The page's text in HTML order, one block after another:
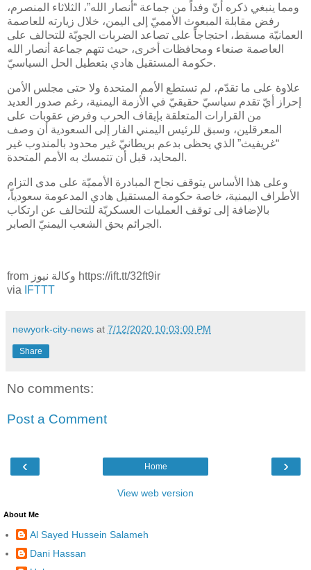
ومما ينبغي ذكره أنّ وفداً من جماعة “أنصار الله”، الثلاثاء المنصرم،
رفض مقابلة المبعوث الأمميّ إلى اليمن، خلال زيارته للعاصمة
العمانيّة مسقط، احتجاجاً على تصاعد الضربات الجويّة للتحالف على
العاصمة صنعاء ومحافظات أخرى، حيث تتهم جماعة أنصار الله
حكومة المستقيل هادي بتعطيل الحل السياسيّ.
علاوة على ما تقدّم، لم تستطع الأمم المتحدة ولا حتى مجلس الأمن
إحراز أيّ تقدم سياسيّ حقيقيّ في الأزمة اليمنية، رغم صدور العديد
من القرارات المتعلقة بإيقاف الحرب وفرض عقوبات على
المعرقلين، وسبق للرئيس اليمني الفار إلى السعودية أن وصف
“غريفيث” الذي يحظى بدعم بريطانيّ غير محدود بالمندوب غير
المحايد، قبل أن تتمسك به الأمم المتحدة.
وعلى هذا الأساس يتوقف نجاح المبادرة الأمميّة على مدى التزام
الأطراف اليمنية، خاصة حكومة المستقيل هادي المدعومة سعودياّ،
بالإضافة إلى توقف العمليات العسكريّة للتحالف عن ارتكاب
الجرائم بحق الشعب اليمنيّ الصابر.
from وكالة نيوز https://ift.tt/32ft9ir
via
IFTTT
newyork-city-news at 7/12/2020 10:03:00 PM
Share
No comments:
Post a Comment
‹ ›
Home
View web version
About Me
Al Sayed Hussein Salameh
Dani Hassan